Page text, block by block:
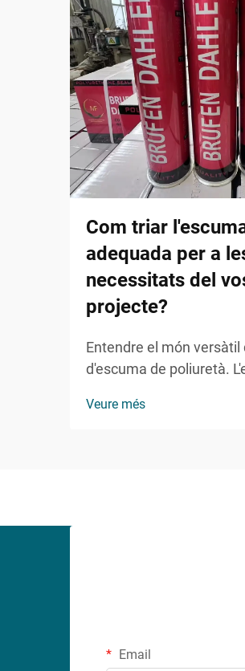
Com triar
adequada per a
necessitats del
projecte?
Entendre el món versàtil
d'escuma de poliuretà.
indústries gràcies a la
Veure més
Email